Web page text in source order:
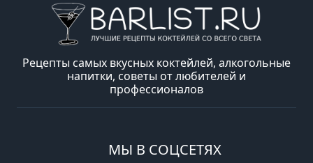
Рецепты самых вкусных коктейлей, алкогольные
напитки, советы от любителей и
профессионалов
МЫ В СОЦСЕТЯХ